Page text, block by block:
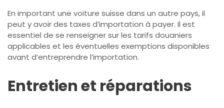
En important une voiture suisse dans un autre pays, il
peut y avoir des taxes d’importation à payer. Il est
essentiel de se renseigner sur les tarifs douaniers
applicables et les éventuelles exemptions disponibles
avant d’entreprendre l’importation.
Entretien et réparations